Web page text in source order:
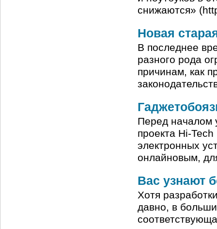
снижаются»
Новая
В последнее
разного рода
причинам, как
Перед началом
проекта Hi-
электронных
онлайновым,
Вас узнают
Хотя
давно, в